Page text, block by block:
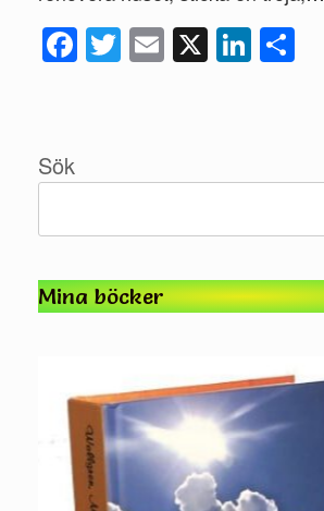
Fac
Twi
Ema
Link
Sök
Mina böcker